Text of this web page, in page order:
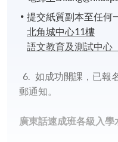
提交紙質副本至任何
北角城中心11樓
語文教育及測試中心
6. 如成功開課，已報
郵通知。
廣東話速成班各級入學